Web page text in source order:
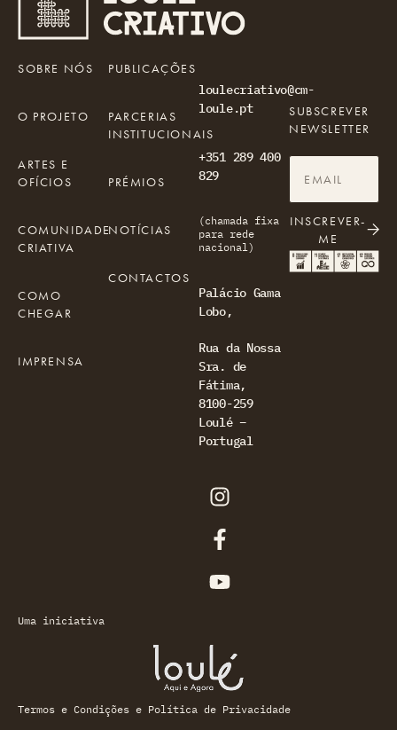
loulecriativo@cm-
loule.pt
+351 289 400
829
(chamada fixa
para rede
nacional)
Palácio Gama
Lobo,
Rua da Nossa
Sra. de
Fátima,
8100-259
Loulé –
Portugal
SOBRE NÓS
O PROJETO
ARTES E
OFÍCIOS
COMUNIDADE
CRIATIVA
COMO
CHEGAR
IMPRENSA
PUBLICAÇÕES
PARCERIAS
INSTITUCIONAIS
PRÉMIOS
NOTÍCIAS
CONTACTOS
SUBSCREVER
NEWSLETTER
INSCREVER-
ME
Uma iniciativa
Termos e Condições e Política de Privacidade